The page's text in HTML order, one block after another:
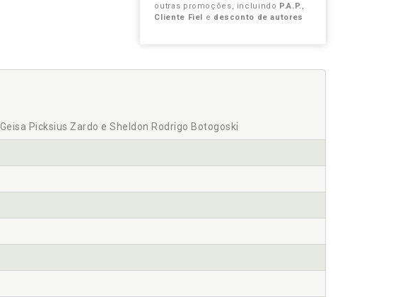
outras promoções, incluindo P.A.P.,
Cliente Fiel
e desconto de autores
Picksius Zardo e Sheldon Rodrigo Botogoski